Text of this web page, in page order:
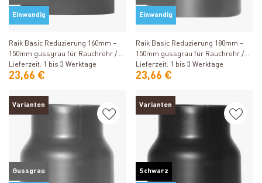
Einwandig
Produkt ansehen
Raik Basic Reduzierung 160mm –
150mm gussgrau für Rauchrohr /
Ofenrohr
Lieferzeit: 1 bis 3 Werktage
23,66 €
Einwandig
Produkt ansehen
Raik Basic Reduzierung 180mm –
150mm gussgrau für Rauchrohr /
Ofenrohr
Lieferzeit: 1 bis 3 Werktage
23,66 €
Varianten
Gussgrau
Varianten
Schwarz